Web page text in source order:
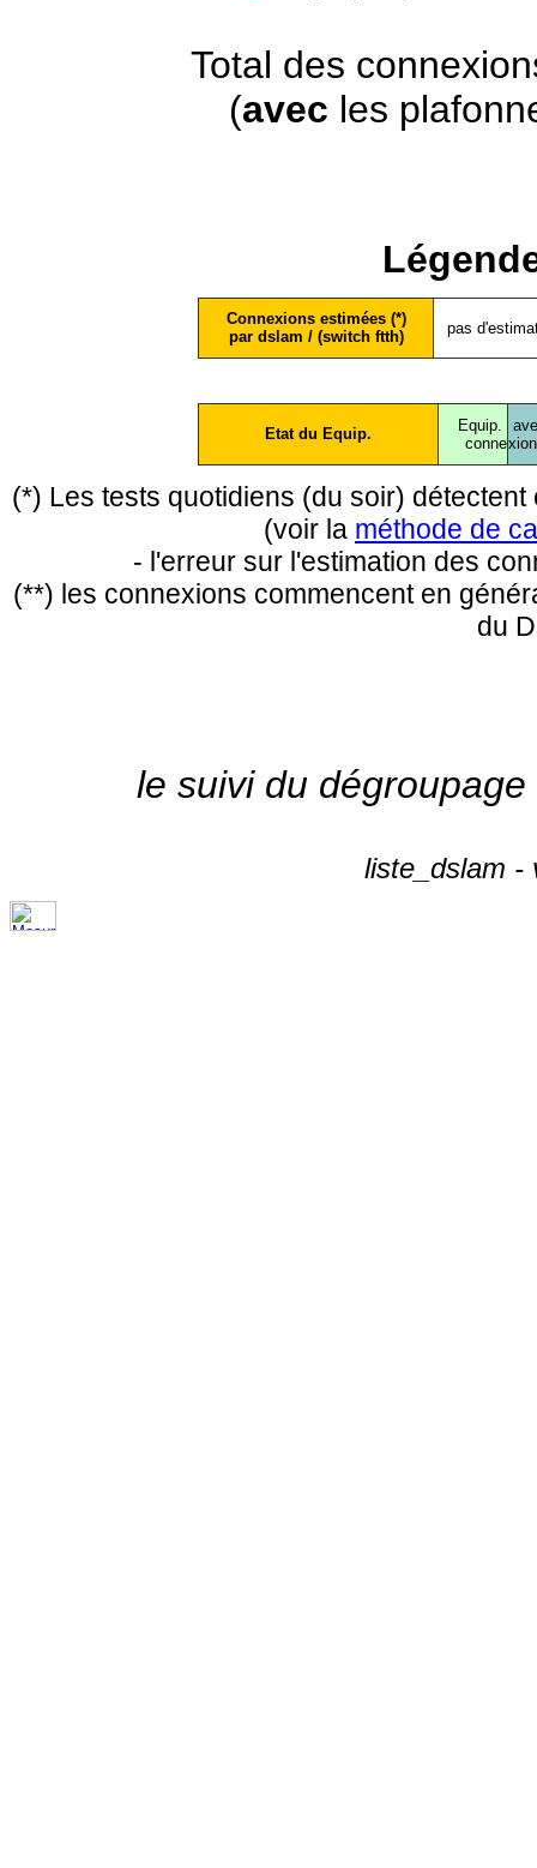
Total des
(avec les
Connexions estimées (*)
par dslam / (switch ftth)
pas
Etat du Equip.
Equip.
conne
(*) Les tests quotidiens (du soir)
(voir la méthode de
- l'erreur sur l'estimation des
(**) les connexions commencent en
du
le suivi du
liste_dslam -